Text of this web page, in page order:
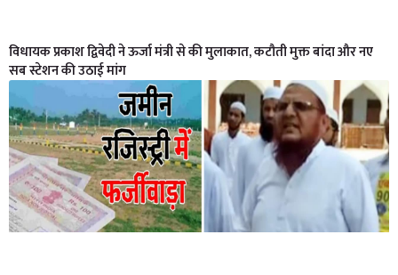
विधायक प्रकाश द्विवेदी ने ऊर्जा मंत्री से की मुलाकात, कटौती मुक्त बांदा और नए
सब स्टेशन की उठाई मांग